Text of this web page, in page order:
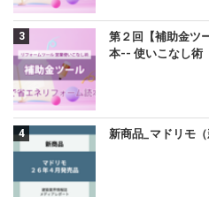
第２回【補助金ツ
本-- 使いこなし術
新商品_マドリモ（